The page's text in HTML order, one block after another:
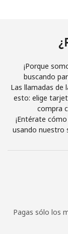
¡Porque
buscando
Las llamadas de
esto: elige
compra
¡Entérate
usando nuestro
Pagas sólo los